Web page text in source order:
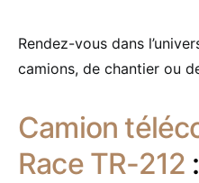
Rendez-vous dans
camions, de chantier ou
Camion
Race TR-212 :